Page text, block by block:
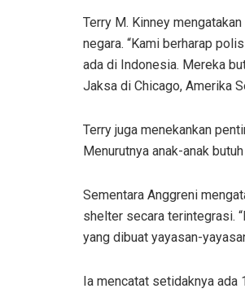
Terry M. Kinney
negara. “Kami berharap
ada di Indonesia. Mereka
Jaksa di Chicago, Amerika
Terry juga menekankan
Menurutnya anak-anak
Sementara Anggreni
shelter secara terintegrasi.
yang dibuat yayasan-
Ia mencatat setidaknya ada